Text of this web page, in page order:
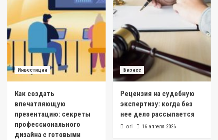
Инвестиции
Как создать
впечатляющую
презентацию: секреты
профессионального
дизайна с готовыми
Бизнес
Рецензия на судебную
экспертизу: когда без
нее дело рассыпается
ori 16 апреля 2026